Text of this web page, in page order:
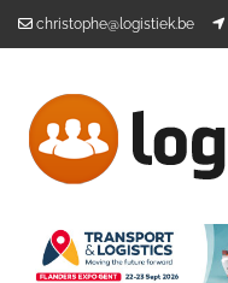
christophe@logistiek.be